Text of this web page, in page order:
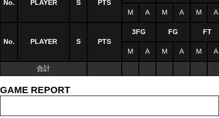
No. PLAYER S PTS
M A M A M A
No. PLAYER S PTS
3FG FG FT
M A M A M A
合計
GAME REPORT